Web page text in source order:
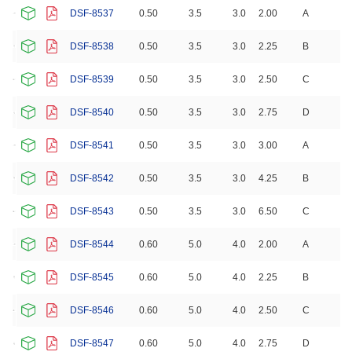
DSF-8537 0.50 3.5 3.0 2.00 A
DSF-8538 0.50 3.5 3.0 2.25 B
DSF-8539 0.50 3.5 3.0 2.50 C
DSF-8540 0.50 3.5 3.0 2.75 D
DSF-8541 0.50 3.5 3.0 3.00 A
DSF-8542 0.50 3.5 3.0 4.25 B
DSF-8543 0.50 3.5 3.0 6.50 C
DSF-8544 0.60 5.0 4.0 2.00 A
DSF-8545 0.60 5.0 4.0 2.25 B
DSF-8546 0.60 5.0 4.0 2.50 C
DSF-8547 0.60 5.0 4.0 2.75 D